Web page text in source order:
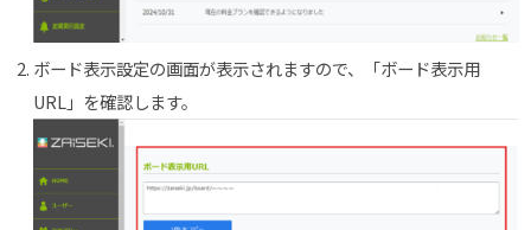
ボード表示設定の画面が表示されますので、「ボード表示用
URL」を確認します。